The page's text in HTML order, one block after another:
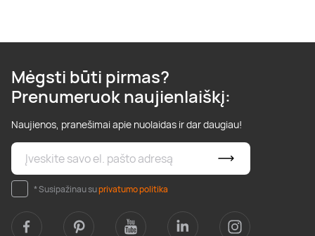
Mėgsti būti pirmas?
Prenumeruok naujienlaiškį:
Naujienos, pranešimai apie nuolaidas ir dar daugiau!
* Susipažinau suprivatumo politika